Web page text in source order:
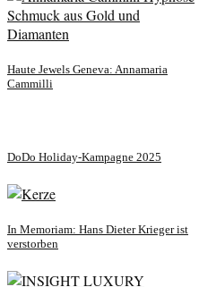
Haute Jewels Geneva: Annamaria
Cammilli
DoDo Holiday-Kampagne 2025
In Memoriam: Hans Dieter Krieger ist
verstorben